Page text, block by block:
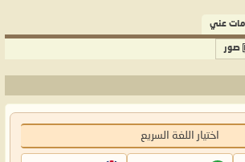
عني
صور
اختيار اللغة السريع